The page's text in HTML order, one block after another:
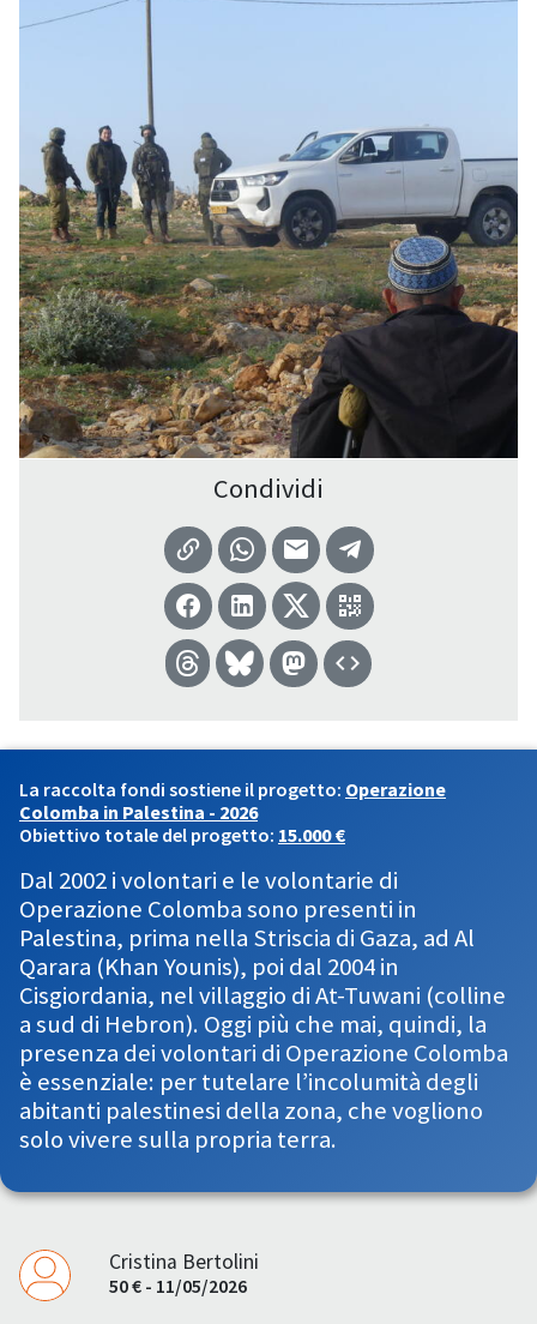
Condividi
La raccolta fondi sostiene il progetto: Operazione
Colomba in Palestina - 2026
Obiettivo totale del progetto: 15.000 €
Dal 2002 i volontari e le volontarie di
Operazione Colomba sono presenti in
Palestina, prima nella Striscia di Gaza, ad Al
Qarara (Khan Younis), poi dal 2004 in
Cisgiordania, nel villaggio di At-Tuwani (colline
a sud di Hebron). Oggi più che mai, quindi, la
presenza dei volontari di Operazione Colomba
è essenziale: per tutelare l’incolumità degli
abitanti palestinesi della zona, che vogliono
solo vivere sulla propria terra.
Cristina Bertolini
50 € - 11/05/2026